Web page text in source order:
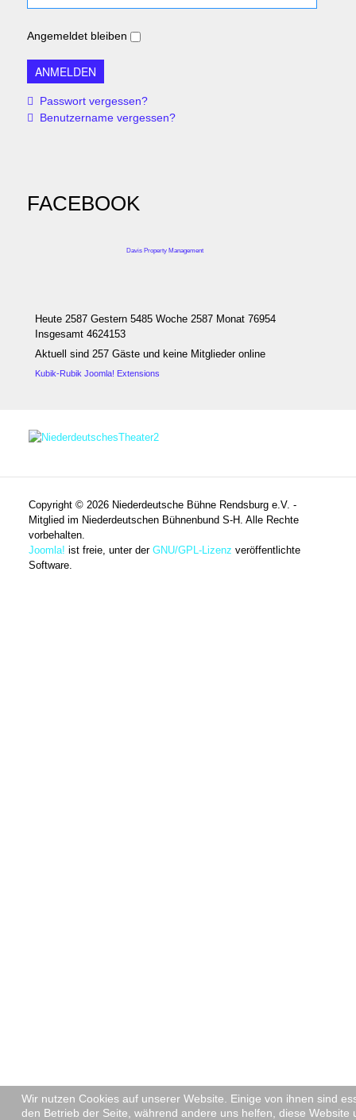
Angemeldet bleiben
Passwort vergessen?
Benutzername vergessen?
FACEBOOK
Davis Property Management
Heute 2587 Gestern 5485 Woche 2587 Monat 76954
Insgesamt 4624153
Aktuell sind 257 Gäste und keine Mitglieder online
Kubik-Rubik Joomla! Extensions
Copyright © 2026 Niederdeutsche Bühne Rendsburg e.V. -
Mitglied im Niederdeutschen Bühnenbund S-H. Alle Rechte
vorbehalten.
Joomla! ist freie, unter derGNU/GPL-Lizenz veröffentlichte
Software.
Wir nutzen Cookies auf unserer Website. Einige von ihnen sind
den Betrieb der Seite, während andere uns helfen, diese Website